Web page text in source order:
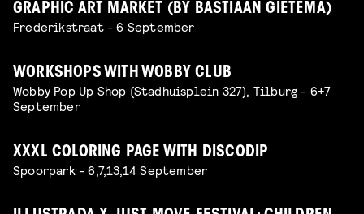
GRAPHIC ART MARKET (BY BASTIAAN GIETEMA)
Frederikstraat - 6 September
WORKSHOPS WITH WOBBY CLUB
Wobby Pop Up Shop (Stadhuisplein 327), Tilburg - 6+7
September
XXXL COLORING PAGE WITH DISCODIP
Spoorpark - 6,7,13,14 September